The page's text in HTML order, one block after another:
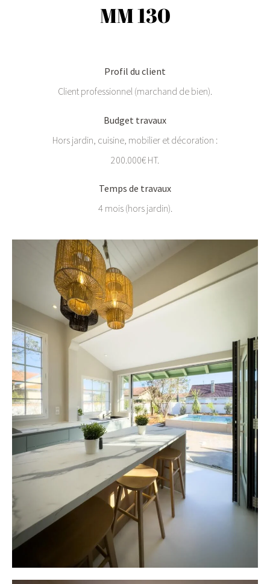
MM 130
Profil du client
Client professionnel (marchand de bien).
Budget travaux
Hors jardin, cuisine, mobilier et décoration :
200.000€ HT.
Temps de travaux
4 mois (hors jardin).